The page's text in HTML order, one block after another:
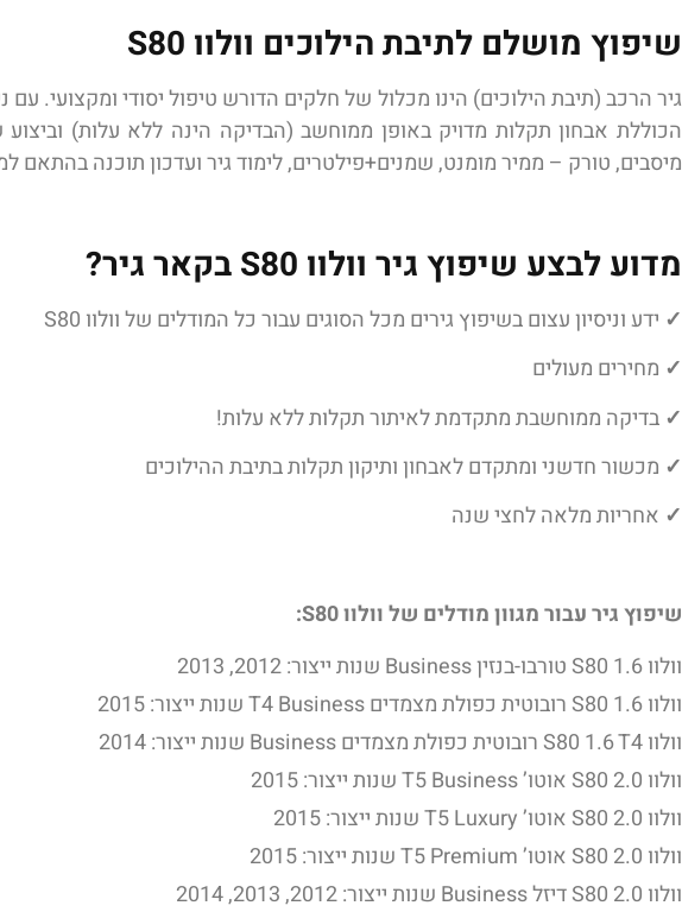
שיפוץ מושלם לתיבת הילוכים וולוו S80
גיר הרכב (תיבת הילוכים) הינו מכלול של חלקים הדורש טיפול יסודי ומקצועי.
הכוללת אבחון תקלות מדויק באופן ממוחשב (הבדיקה הינה ללא עלות) וביצוע
מיסבים, טורק – ממיר מומנט, שמנים+פילטרים, לימוד גיר ועדכון תוכנה בהתאם
מדוע לבצע שיפוץ גיר וולוו S80 בקאר גיר?
✓ ידע וניסיון עצום בשיפוץ גירים מכל הסוגים עבור כל המודלים של וולוו S80
✓ מחירים מעולים
✓ בדיקה ממוחשבת מתקדמת לאיתור תקלות ללא עלות!
✓ מכשור חדשני ומתקדם לאבחון ותיקון תקלות בתיבת ההילוכים
✓ אחריות מלאה לחצי שנה
שיפוץ גיר עבור מגוון מודלים של וולוו S80:
וולוו S80 1.6 טורבו-בנזין Business שנות ייצור: 2012, 2013
וולוו S80 1.6 רובוטית כפולת מצמדים T4 Business שנות ייצור: 2015
וולוו S80 1.6 T4 רובוטית כפולת מצמדים Business שנות ייצור: 2014
וולוו S80 2.0 אוטו’ T5 Business שנות ייצור: 2015
וולוו S80 2.0 אוטו’ T5 Luxury שנות ייצור: 2015
וולוו S80 2.0 אוטו’ T5 Premium שנות ייצור: 2015
וולוו S80 2.0 דיזל Business שנות ייצור: 2012, 2013, 2014